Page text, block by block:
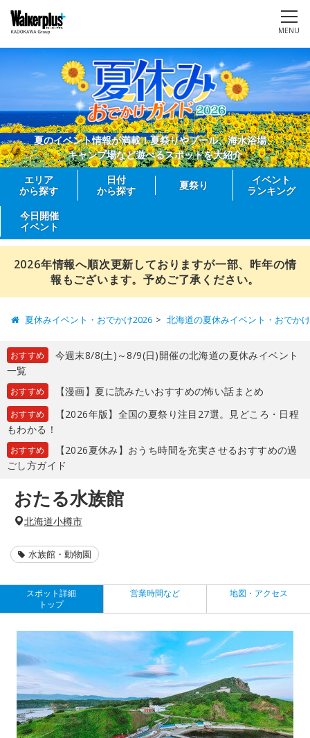
MENU
夏のイベント情報が満載！夏祭りやプール、海水浴場、
キャンプ場など遊べるスポットを大紹介
エリア
から探す
日付
から探す
夏祭り
イベント
ランキング
今日開催
イベント
2026年情報へ順次更新しておりますが一部、昨年の情
報もございます。予めご了承ください。
夏休みイベント・おでかけ2026 北海道の夏休みイベント・おでか
おすすめ
今週末8/8(土)～8/9(日)開催の北海道の夏休みイベント
一覧
おすすめ 【漫画】夏に読みたいおすすめの怖い話まとめ
おすすめ
【2026年版】全国の夏祭り注目27選。見どころ・日程
もわかる！
おすすめ
【2026夏休み】おうち時間を充実させるおすすめの過
ごし方ガイド
おたる水族館
北海道小樽市
水族館・動物園
スポット詳細
トップ
営業時間など 地図・アクセス